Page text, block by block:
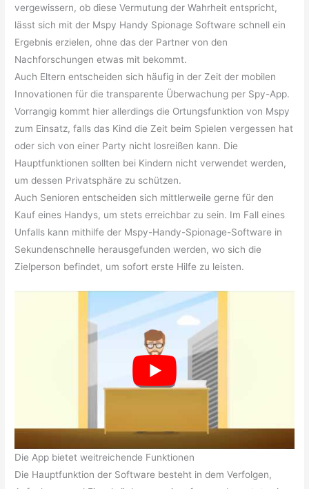
vergewissern, ob diese Vermutung der Wahrheit entspricht,
lässt sich mit der Mspy Handy Spionage Software schnell ein
Ergebnis erzielen, ohne das der Partner von den
Nachforschungen etwas mit bekommt.
Auch Eltern entscheiden sich häufig in der Zeit der mobilen
Innovationen für die transparente Überwachung per Spy-App.
Vorrangig kommt hier allerdings die Ortungsfunktion von Mspy
zum Einsatz, falls das Kind die Zeit beim Spielen vergessen hat
oder sich von einer Party nicht losreißen kann. Die
Hauptfunktionen sollten bei Kindern nicht verwendet werden,
um dessen Privatsphäre zu schützen.
Auch Senioren entscheiden sich mittlerweile gerne für den
Kauf eines Handys, um stets erreichbar zu sein. Im Fall eines
Unfalls kann mithilfe der Mspy-Handy-Spionage-Software in
Sekundenschnelle herausgefunden werden, wo sich die
Zielperson befindet, um sofort erste Hilfe zu leisten.
Die App bietet weitreichende Funktionen
Die Hauptfunktion der Software besteht in dem Verfolgen,